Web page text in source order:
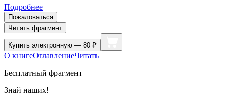
Подробнее
Пожаловаться
Читать фрагмент
Купить электронную — 80 ₽
О книгеОглавлениеЧитать
Бесплатный фрагмент
Знай наших!